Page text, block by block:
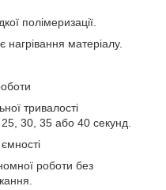
полімеризації.
матеріалу.
тривалості
30, 35 або 40 секунд.
роботи без